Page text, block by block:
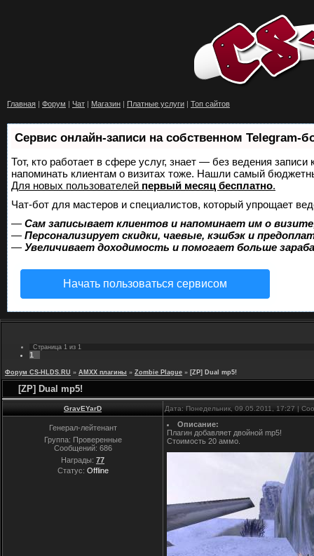
Главная | Форум | Чат | Магазин | Платные услуги | Топ сайтов
Сервис онлайн-записи на собственном Telegram-
Тот, кто работает в сфере услуг, знает — без ведения
напоминать клиентам о визитах тоже. Нашли самый
Для новых пользователей первый месяц бесплатно.
Чат-бот для мастеров и специалистов, который упрощает
— Сам записывает клиентов и напоминает им о
— Персонализирует скидки, чаевые, кэшбэк и
— Увеличивает доходимость и помогает больше
Начать пользоваться сервисом
Страница 1 из 1
1
Форум CS-HLDS.RU » AMXX плагины » Zombie Plague » [ZP] Dual mp5!
[ZP] Dual mp5!
GravEYarD Дата: Понедельник, 09.05.2011, 17:27 |
Генерал-лейтенант
Группа: Проверенные
Сообщений: 686
Награды: 77
Статус: Offline
Описание:
Плагин добавляет двойной mp5!
Стоимость 20 аммо.